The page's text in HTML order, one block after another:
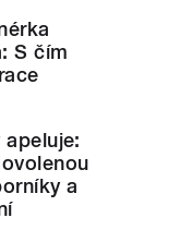
S čím
a